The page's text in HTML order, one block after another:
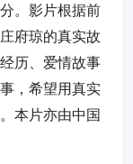
。影片根据前
府琼的真实故
历、爱情故事
，希望用真实
本片亦由中国